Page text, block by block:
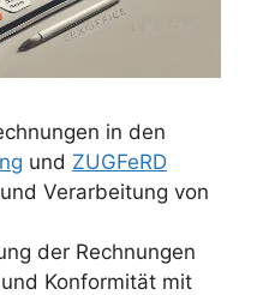
in den
und ZUGFeRD
Verarbeitung von
der Rechnungen
Konformität mit